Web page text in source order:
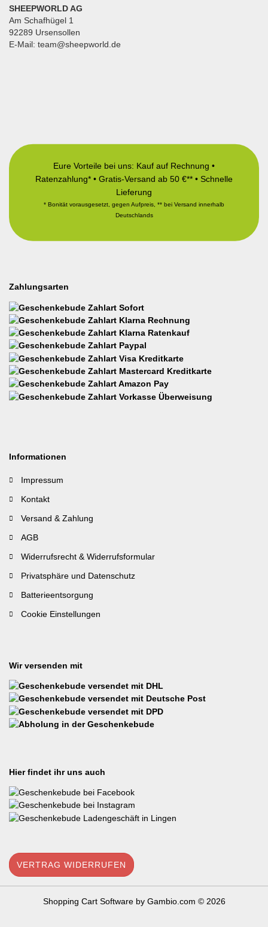
SHEEPWORLD AG
Am Schafhügel 1
92289 Ursensollen
E-Mail: team@sheepworld.de
Eure Vorteile bei uns: Kauf auf Rechnung •
Ratenzahlung* • Gratis-Versand ab 50 €** • Schnelle
Lieferung
* Bonität vorausgesetzt, gegen Aufpreis, ** bei Versand innerhalb
Deutschlands
Zahlungsarten
Informationen
Impressum
Kontakt
Versand & Zahlung
AGB
Widerrufsrecht & Widerrufsformular
Privatsphäre und Datenschutz
Batterieentsorgung
Cookie Einstellungen
Wir versenden mit
Hier findet ihr uns auch
VERTRAG WIDERRUFEN
Shopping Cart Softwareby Gambio.com © 2026